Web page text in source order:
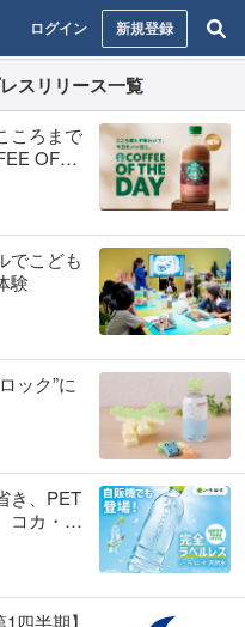
ログイン 新規登録
スリリース一覧
ころまで
OF
より新
でこども
験
ック”に
き、PET
コカ・コ
取り扱
四半期】